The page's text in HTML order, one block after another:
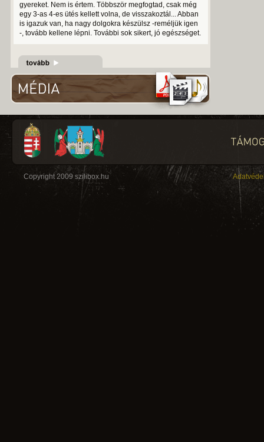
gyereket. Nem is értem. Többször megfogtad, csak még
egy 3-as 4-es ütés kellett volna, de visszakoztál... Abban
is igazuk van, ha nagy dolgokra készülsz -reméljük igen
-, tovább kellene lépni. További sok sikert, jó egészséget.
Copyright 2009 szilibox.hu